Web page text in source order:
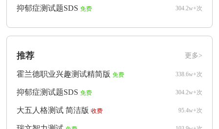
304.2w+次
抑郁症测试题SDS 免费
更多>
推荐
338.6w+次
霍兰德职业兴趣测试精简版 免费
304.2w+次
抑郁症测试题SDS 免费
95.4w+次
大五人格测试 简洁版 收费